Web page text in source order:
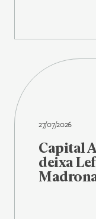
27/07/2026
Capital
deixa